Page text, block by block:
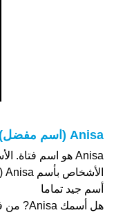
Anisa (اسم مفضل)
أسم جيد تماما
هل أسمك Anisa? من فضلك اجب على